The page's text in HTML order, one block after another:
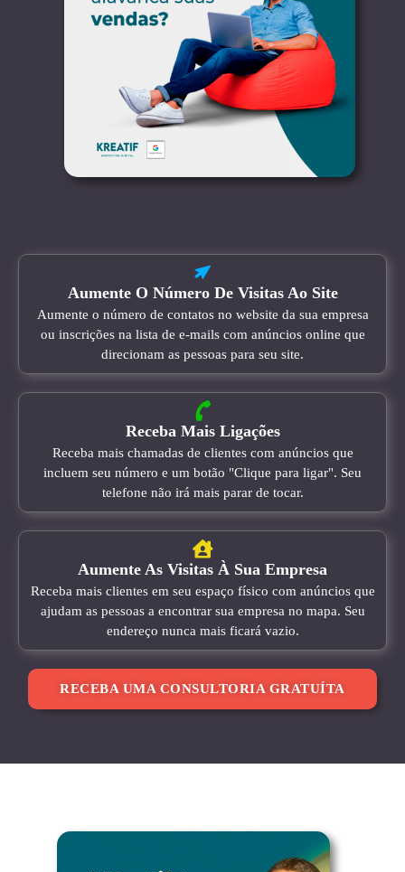
Aumente O Número De Visitas Ao Site
Aumente o número de contatos no website da sua empresa
ou inscrições na lista de e-mails com anúncios online que
direcionam as pessoas para seu site.
Receba Mais Ligações
Receba mais chamadas de clientes com anúncios que
incluem seu número e um botão "Clique para ligar". Seu
telefone não irá mais parar de tocar.
Aumente As Visitas À Sua Empresa
Receba mais clientes em seu espaço físico com anúncios que
ajudam as pessoas a encontrar sua empresa no mapa. Seu
endereço nunca mais ficará vazio.
RECEBA UMA CONSULTORIA GRATUÍTA